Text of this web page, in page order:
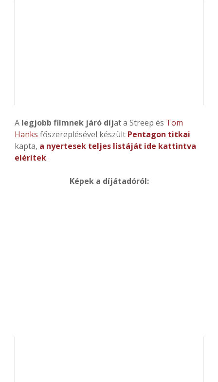
A legjobb filmnek járó díjat a Streep és Tom
Hanks főszereplésével készült Pentagon titkai
kapta, a nyertesek teljes listáját ide kattintva
eléritek.
Képek a díjátadóról: